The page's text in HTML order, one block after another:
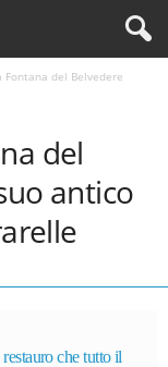
Fontana del Belvedere
del
antico
che tutto il